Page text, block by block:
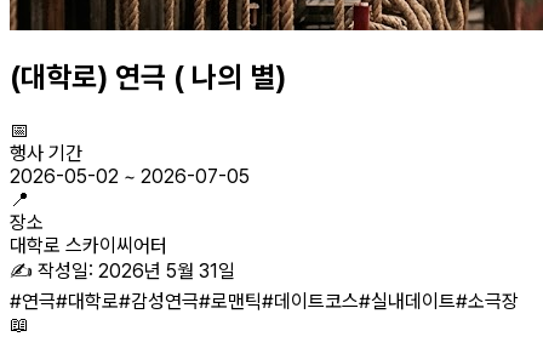
(대학로) 연극 ( 나의 별)
📅
행사 기간
2026-05-02 ~ 2026-07-05
📍
장소
대학로 스카이씨어터
✍️ 작성일: 2026년 5월 31일
#연극#대학로#감성연극#로맨틱#데이트코스#실내데이트#소극장
📖